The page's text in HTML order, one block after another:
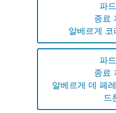
파
종료
알베르게 코
파
종료
알베르게 데 페
드